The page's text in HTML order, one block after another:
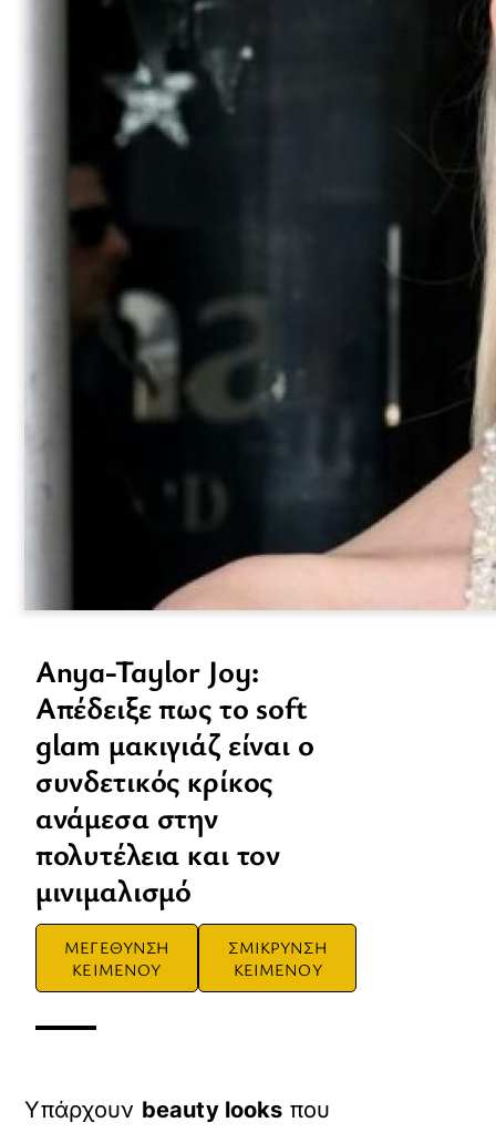
Anya-Taylor Joy:
Απέδειξε πως το soft
glam μακιγιάζ είναι ο
συνδετικός κρίκος
ανάμεσα στην
πολυτέλεια και τον
μινιμαλισμό
ΜΕΓΕΘΥΝΣΗ
ΚΕΙΜΕΝΟΥ
ΣΜΙΚΡΥΝΣΗ
ΚΕΙΜΕΝΟΥ
Υπάρχουν beauty looks που